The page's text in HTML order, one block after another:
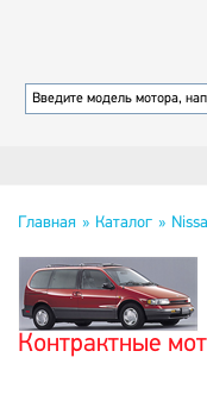
Главная Каталог
Контрактные